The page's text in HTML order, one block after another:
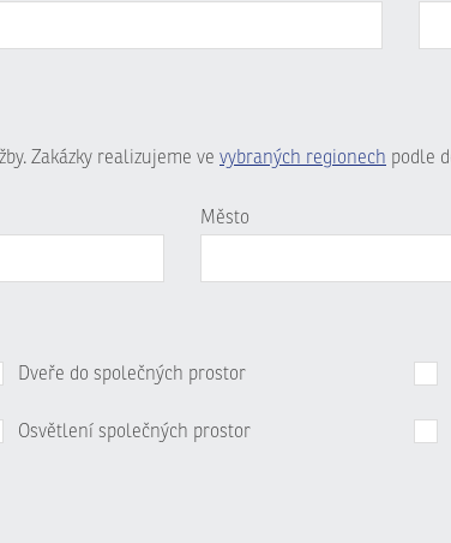
Zakázky realizujeme ve vybraných regionech podle
Město
Dveře do společných prostor
Osvětlení společných prostor